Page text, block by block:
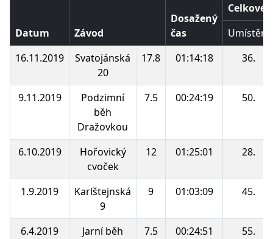
Datum Závod
Dosažený
čas
Celkové
Umístění
16.11.2019
Svatojánská
20
17.8 01:14:18 36.
9.11.2019
Podzimní
běh
Dražovkou
7.5 00:24:19 50.
6.10.2019
Hořovický
cvoček
12 01:25:01 28.
1.9.2019
Karlštejnská
9
9 01:03:09 45.
6.4.2019
Jarní běh
7.5 00:24:51 55.